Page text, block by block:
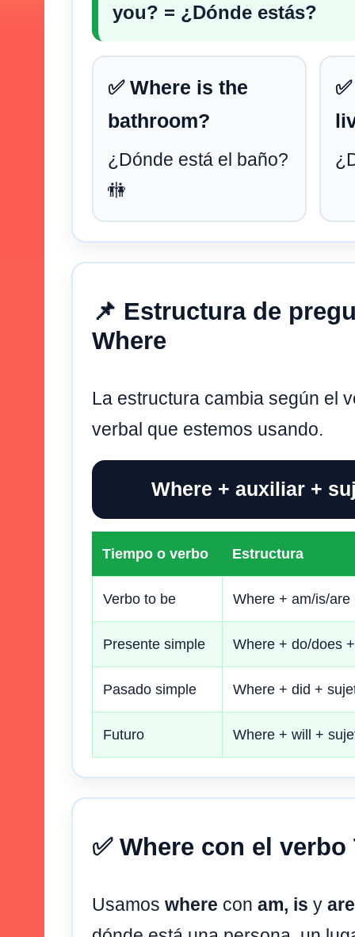
you? = ¿Dónde estás?
✅ Where is the
bathroom?
¿Dónde está el baño?
🚻
📌 Estructura de
Where
La estructura cambia según el
verbal que estemos usando.
Where + auxiliar +
Tiempo o verbo Estructura
Verbo to be Where + am/is/are
Presente simple Where + do/does
Pasado simple Where + did +
Futuro Where + will +
✅ Where con el verbo
Usamos where con am, is y are